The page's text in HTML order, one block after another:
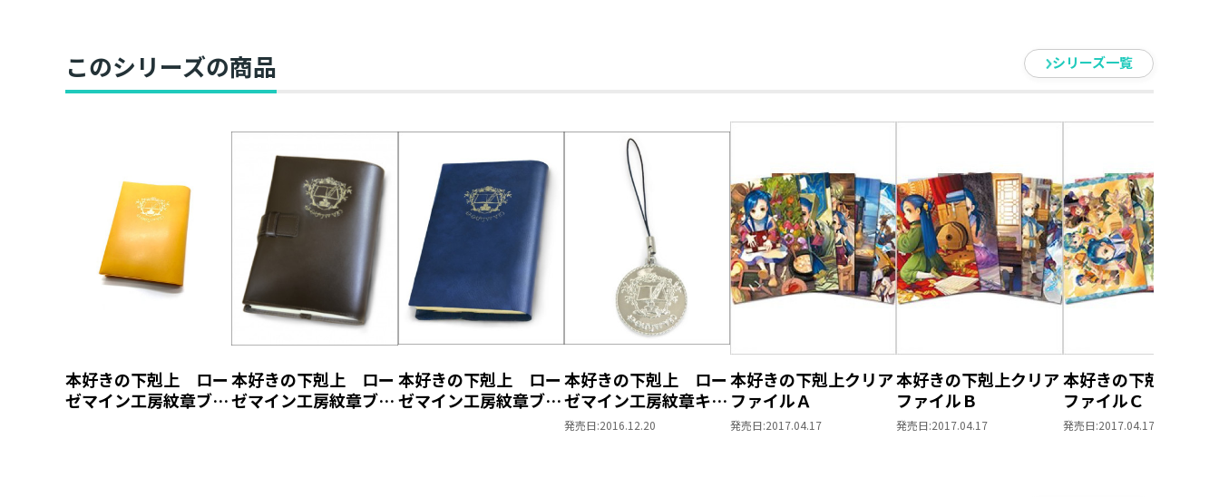
ミニサイズなので、スマホの裏やパソコン、ノートなど色々な場所に貼りつ
けて、本好き仕様にデコレーションできちゃいます！
仕様：特典付き書籍＋フレークシール
素材：紙
グッズサイズ：45×45mm以内
グッズ仕様：18絵柄×各2枚入り
イラスト：勝木光
発売元：TOブックス
このシリーズの商品 シリーズ一覧
本好きの下剋上 ロー
ゼマイン工房紋章ブッ
本好きの下剋上 ロー
ゼマイン工房紋章ブッ
本好きの下剋上 ロー
ゼマイン工房紋章ブッ
本好きの下剋上 ロー
ゼマイン工房紋章キー
ホルダー
発売日:2016.12.20
本好きの下剋上クリア
ファイルＡ
発売日:2017.04.17
本好きの下剋上クリア
ファイルＢ
発売日:2017.04.17
本好きの下剋上クリ
ファイルＣ
発売日:2017.04.17